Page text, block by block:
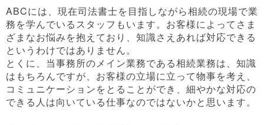
ABCには、現在司法書士を目指しながら相続の現場で業
務を学んでいるスタッフもいます。お客様によってさま
ざまなお悩みを抱えており、知識さえあれば対応できる
というわけではありません。
とくに、当事務所のメイン業務である相続業務は、知識
はもちろんですが、お客様の立場に立って物事を考え、
コミュニケーションをとることができ、細やかな対応の
できる人は向いている仕事なのではないかと思います。